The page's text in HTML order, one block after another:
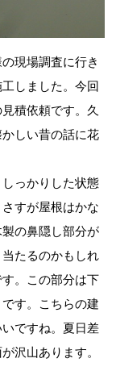
現場調査に行き
しました。今回
積依頼です。久
しい昔の話に花
っかりした状態
すが屋根はかな
の鼻隠し部分が
たるのかもしれ
。この部分は下
す。こちらの建
ですね。夏日差
沢山あります。